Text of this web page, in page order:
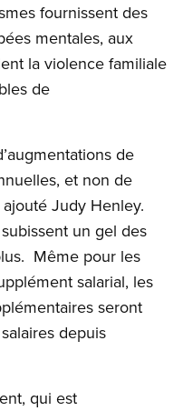
fournissent des
mentales, aux
la violence familiale
de
de
et non de
Judy Henley.
un gel des
Même pour les
salarial, les
seront
depuis
qui est